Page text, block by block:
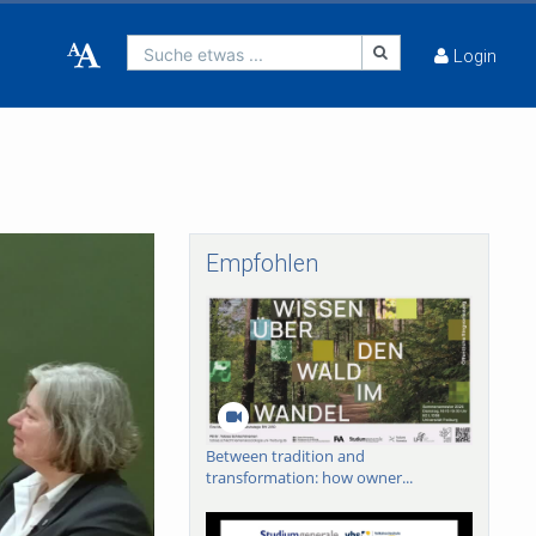
Suche etwas ... Login
Empfohlen
Between tradition and
transformation: how owner...